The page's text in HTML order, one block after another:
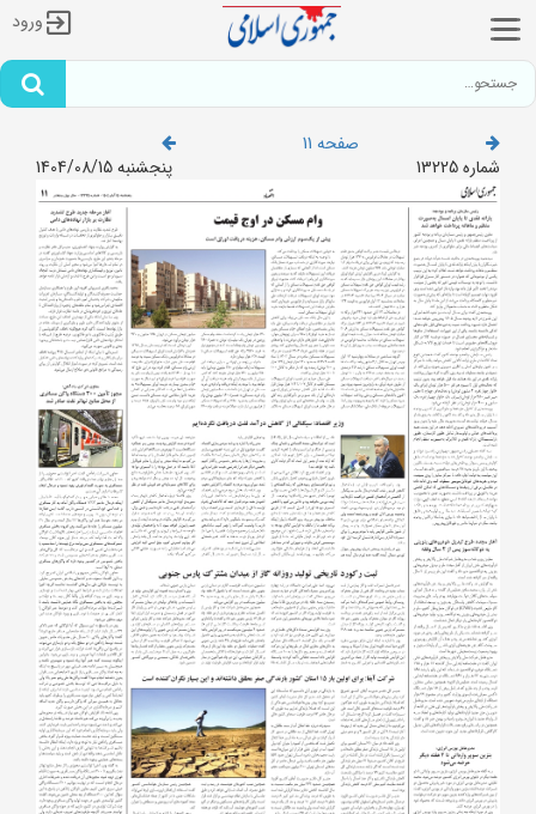
ورود
صفحه 11
شماره 13225
پنجشنبه 1404/08/15